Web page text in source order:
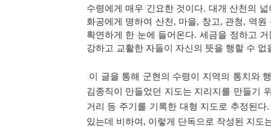
수령에게 매우 긴요한 것이다. 대개 산천의
화공에게 명하여 산천, 마을, 창고, 관청, 역
확연하게 한 눈에 들어온다. 세금을 정하고
강하고 교활한 자들이 자신의 뜻을 행할 수 없
이 글을 통해 군현의 수령이 지역의 통치와
김종직이 만들었던 지도는 지리지를 만들기
거리 등 주기를 기록한 대형 지도로 추정된
있는데 비하여, 이렇게 단독으로 작성된 지